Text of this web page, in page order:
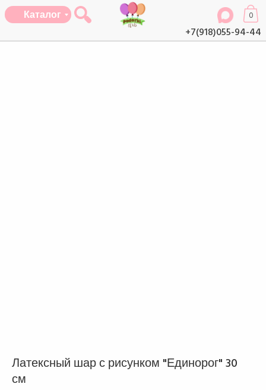
+7(918)055-94-44
0
Каталог
Латексный шар с рисунком "Единорог" 30
см